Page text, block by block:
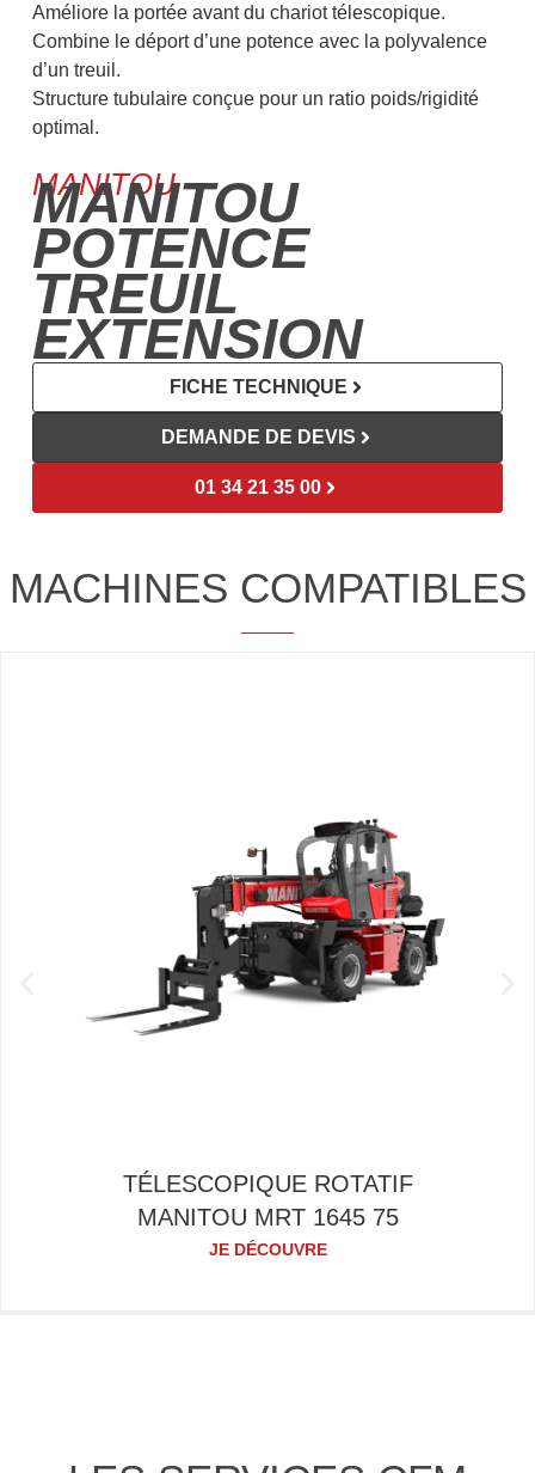
Améliore la portée avant du chariot télescopique.
Combine le déport d’une potence avec la polyvalence
d’un treuil.
Structure tubulaire conçue pour un ratio poids/rigidité
optimal.
MANITOU
MANITOU
POTENCE
TREUIL
EXTENSION
FICHE TECHNIQUE
DEMANDE DE DEVIS
01 34 21 35 00
MACHINES COMPATIBLES
TÉLESCOPIQUE ROTATIF
MANITOU MRT 1645 75
JE DÉCOUVRE